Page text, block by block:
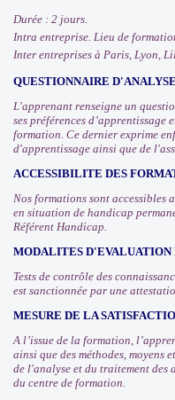
Durée : 2 jours.
Intra entreprise. Lieu de
Inter entreprises à Paris, Lyon,
QUESTIONNAIRE
L'apprenant renseigne un
ses préférences
formation. Ce dernier exprime
d'apprentissage ainsi que de
ACCESSIBILITE DES
Nos formations sont accessibles
en situation de handicap
Référent Handicap.
MODALITES D'EVALUATION
Tests de contrôle des
est sanctionnée par une
MESURE DE LA
A l’issue de la formation,
ainsi que des méthodes,
de l'analyse et du traitement des
du centre de formation.